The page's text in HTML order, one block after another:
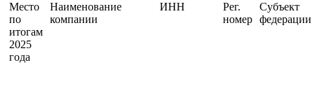
Место
по
итогам
2025
года
Наименование
компании
ИНН
Рег.
номер
Субъект
федерации